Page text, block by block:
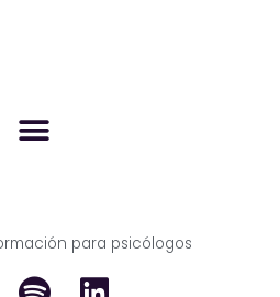
para psicólogos